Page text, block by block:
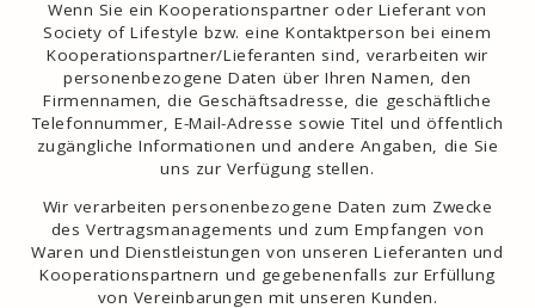
Wenn Sie ein Kooperationspartner oder Lieferant von
Society of Lifestyle bzw. eine Kontaktperson bei einem
Kooperationspartner/Lieferanten sind, verarbeiten wir
personenbezogene Daten über Ihren Namen, den
Firmennamen, die Geschäftsadresse, die geschäftliche
Telefonnummer, E-Mail-Adresse sowie Titel und öffentlich
zugängliche Informationen und andere Angaben, die Sie
uns zur Verfügung stellen.
Wir verarbeiten personenbezogene Daten zum Zwecke
des Vertragsmanagements und zum Empfangen von
Waren und Dienstleistungen von unseren Lieferanten und
Kooperationspartnern und gegebenenfalls zur Erfüllung
von Vereinbarungen mit unseren Kunden.